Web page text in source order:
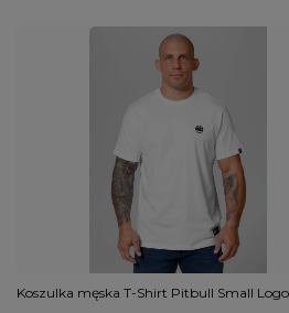
Koszulka męska T-Shirt Pitbull Small Logo